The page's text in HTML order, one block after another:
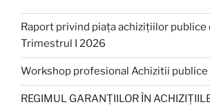
Raport privind piața achizițiilor publice
Trimestrul I 2026
Workshop profesional Achizitii publice
REGIMUL GARANȚIILOR ÎN